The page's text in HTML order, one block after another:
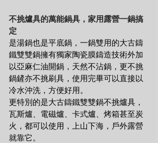
不挑爐具的萬能鍋具，家用露營一鍋搞
定
是湯鍋也是平底鍋，一鍋雙用的大古鑄
鐵雙雙鍋擁有獨家陶瓷膜鑄造技術外加
以亞麻仁油開鍋，天然不沾鍋，更不挑
鍋鏟亦不挑刷具，使用完畢可以直接以
冷水沖洗，方便好用。
更特別的是大古鑄鐵雙雙鍋不挑爐具，
瓦斯爐、電磁爐、卡式爐、烤箱甚至炭
火，都可以使用，上山下海，戶外露營
就靠它。